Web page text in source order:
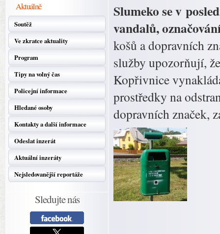
Aktuálně
Soutěž
Ve zkratce aktuality
Program
Tipy na volný čas
Policejní informace
Hledané osoby
Kontakty a další informace
Odeslat inzerát
Aktuální inzeráty
Nejsledovanější reportáže
Sledujte nás
Slumeko se v
vandalů,
košů a dopravních
služby upozorňují,
Kopřivnice
prostředky na
dopravních značek,